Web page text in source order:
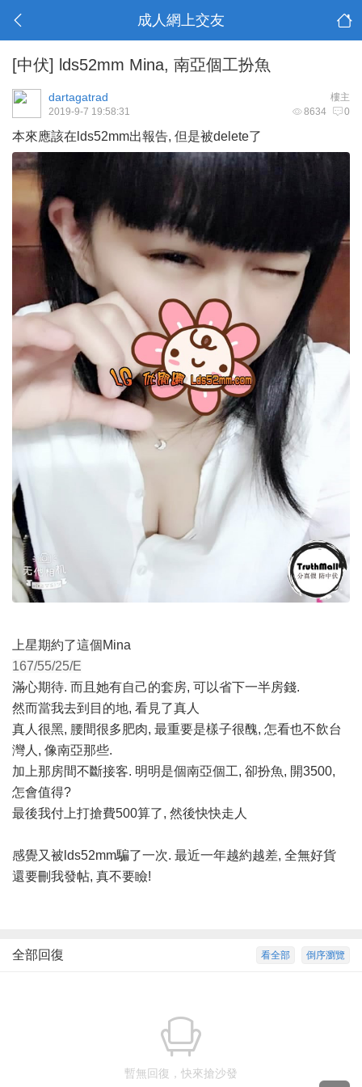
成人網上交友
[中伏] lds52mm Mina, 南亞個工扮魚
樓主
dartagatrad
8634 0
2019-9-7 19:58:31
本來應該在lds52mm出報告, 但是被delete了
上星期約了這個Mina
167/55/25/E
滿心期待. 而且她有自己的套房, 可以省下一半房錢.
然而當我去到目的地, 看見了真人
真人很黑, 腰間很多肥肉, 最重要是樣子很醜, 怎看也不飲台
灣人, 像南亞那些.
加上那房間不斷接客. 明明是個南亞個工, 卻扮魚, 開3500,
怎會值得?
最後我付上打搶費500算了, 然後快快走人
感覺又被lds52mm騙了一次. 最近一年越約越差, 全無好貨
還要刪我發帖, 真不要瞼!
倒序瀏覽
看全部
全部回復
暫無回復，快來搶沙發